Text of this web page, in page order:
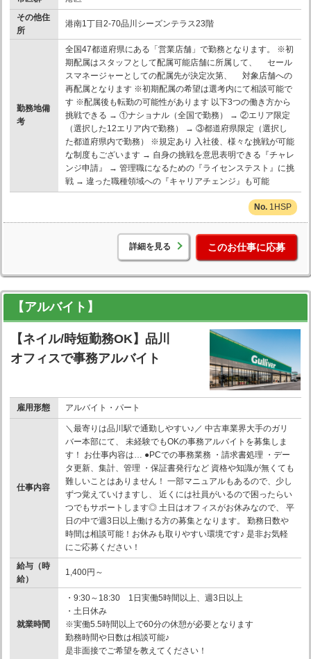
その他住
所
港南1丁目2-70品川シーズンテラス23階
勤務地備
考
全国47都道府県にある「営業店舗」で勤務となります。 ※初
期配属はスタッフとして配属可能店舗に所属して、 セール
スマネージャーとしての配属先が決定次第、 対象店舗への
再配属となります ※初期配属の希望は選考内にて相談可能で
す ※配属後も転勤の可能性があります 以下3つの働き方から
挑戦できる → ①ナショナル（全国で勤務） → ②エリア限定
（選択した12エリア内で勤務） → ③都道府県限定（選択し
た都道府県内で勤務） ※規定あり 入社後、様々な挑戦が可能
な制度もございます → 自身の挑戦を意思表明できる『チャレ
ンジ申請』 → 管理職になるための『ライセンステスト』に挑
戦 → 違った職種領域への『キャリアチェンジ』も可能
1HSP
詳細を見る このお仕事に応募
【アルバイト】
【ネイル/時短勤務OK】品川
オフィスで事務アルバイト
雇用形態 アルバイト・パート
仕事内容
＼最寄りは品川駅で通勤しやすい♪／ 中古車業界大手のガリ
バー本部にて、 未経験でもOKの事務アルバイトを募集しま
す！ お仕事内容は… ●PCでの事務業務 ・請求書処理 ・デー
タ更新、集計、管理 ・保証書発行など 資格や知識が無くても
難しいことはありません！ 一部マニュアルもあるので、少し
ずつ覚えていけますし、 近くには社員がいるので困ったらい
つでもサポートします◎ 土日はオフィスがお休みなので、 平
日の中で週3日以上働ける方の募集となります。 勤務日数や
時間は相談可能！お休みも取りやすい環境です♪ 是非お気軽
にご応募ください！
給与（時
給）
1,400円～
就業時間
・9:30～18:30 1日実働5時間以上、週3日以上
・土日休み
※実働5.5時間以上で60分の休憩が必要となります
勤務時間や日数は相談可能♪
是非面接でご希望を教えてください！